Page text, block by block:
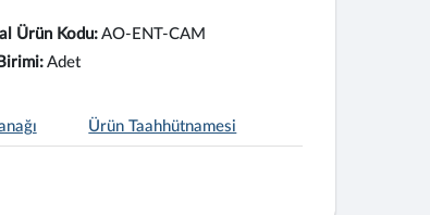
Ürün Kodu: AO-ENT-CAM
Adet
Ürün Taahhütnamesi